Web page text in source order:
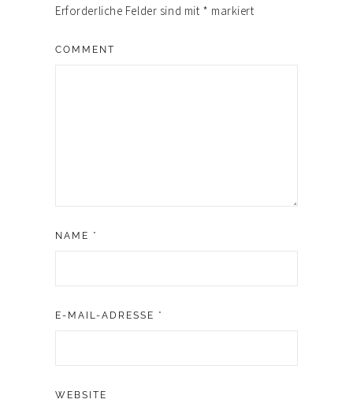
Erforderliche Felder sind mit * markiert
COMMENT
NAME *
E-MAIL-ADRESSE *
WEBSITE